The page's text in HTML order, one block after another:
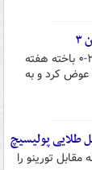
میلان با درخشش پولیشیچ، بازی ۲-۰ باخته هفته
چهاردهم سری A را با پیروزی ۳-۲ عوض کرد و به
طلایی پولیسیچ
مقابل تورینو را